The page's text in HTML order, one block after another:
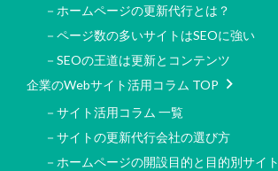
－ホームページの更新代行とは？
－ページ数の多いサイトはSEOに強い
－SEOの王道は更新とコンテンツ
企業のWebサイト活用コラム TOP
－サイト活用コラム 一覧
－サイトの更新代行会社の選び方
－ホームページの開設目的と目的別サイト